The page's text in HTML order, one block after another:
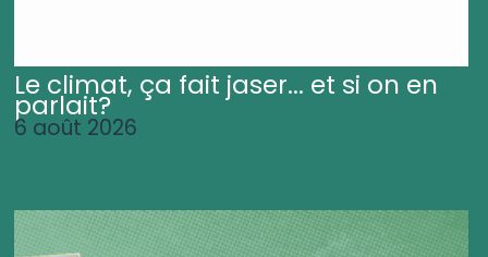
Le climat, ça fait jaser... et si on en
parlait?
6 août 2026